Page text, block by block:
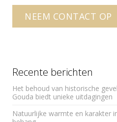
v
:
NEEM CONTACT OP
Recente berichten
Het behoud van historische
Gouda biedt unieke uitdagingen
Natuurlijke warmte en karakter